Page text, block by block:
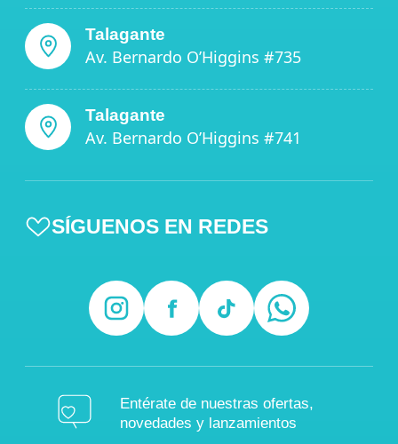
Talagante
Av. Bernardo O’Higgins #735
Talagante
Av. Bernardo O’Higgins #741
SÍGUENOS EN REDES
Entérate de nuestras ofertas,
novedades y lanzamientos